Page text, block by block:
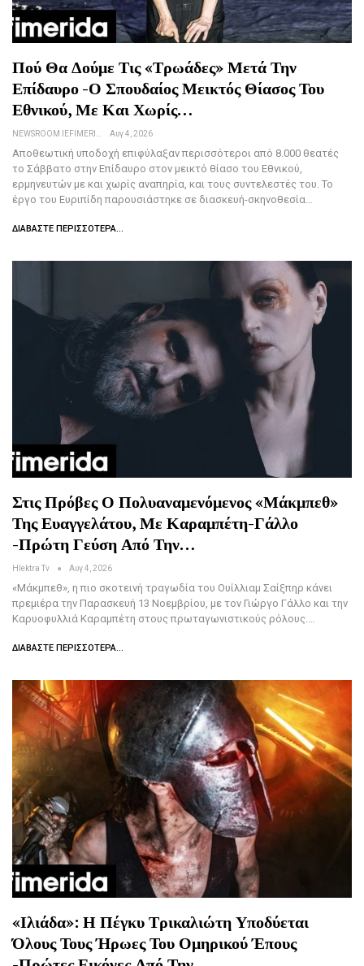
Πού Θα Δούμε Τις «Τρωάδες» Μετά Την
Επίδαυρο -Ο Σπουδαίος Μεικτός Θίασος Του
Εθνικού, Με Και Χωρίς…
Αυγ 4, 2026
Αποθεωτική υποδοχή επιφύλαξαν περισσότεροι από 8.000 θεατές
το Σάββατο στην Επίδαυρο στον μεικτό θίασο του Εθνικού,
ερμηνευτών με και χωρίς αναπηρία, και τους συντελεστές του. Το
έργο του Ευριπίδη παρουσιάστηκε σε διασκευή-σκηνοθεσία…
ΔΙΑΒΆΣΤΕ ΠΕΡΙΣΣΌΤΕΡΑ...
Στις Πρόβες Ο Πολυαναμενόμενος «Μάκμπεθ»
Της Ευαγγελάτου, Με Καραμπέτη-Γάλλο
-Πρώτη Γεύση Από Την…
Hlektra Tv Αυγ 4, 2026
«Μάκμπεθ», η πιο σκοτεινή τραγωδία του Ουίλλιαμ Σαίξπηρ κάνει
πρεμιέρα την Παρασκευή 13 Νοεμβρίου, με τον Γιώργο Γάλλο και την
Καρυοφυλλιά Καραμπέτη στους πρωταγωνιστικούς ρόλους.…
ΔΙΑΒΆΣΤΕ ΠΕΡΙΣΣΌΤΕΡΑ...
«Ιλιάδα»: Η Πέγκυ Τρικαλιώτη Υποδύεται
Όλους Τους Ήρωες Του Ομηρικού Έπους